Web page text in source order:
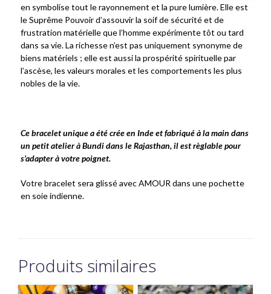
en symbolise tout le rayonnement et la pure lumière. Elle est
le Suprême Pouvoir d’assouvir la soif de sécurité et de
frustration matérielle que l’homme expérimente tôt ou tard
dans sa vie. La richesse n’est pas uniquement synonyme de
biens matériels ; elle est aussi la prospérité spirituelle par
l’ascèse, les valeurs morales et les comportements les plus
nobles de la vie.
Ce bracelet unique a été crée en Inde et fabriqué à la main dans
un petit atelier à Bundi dans le Rajasthan, il est règlable pour
s’adapter à votre poignet.
Votre bracelet sera glissé avec AMOUR dans une pochette
en soie indienne.
Produits similaires